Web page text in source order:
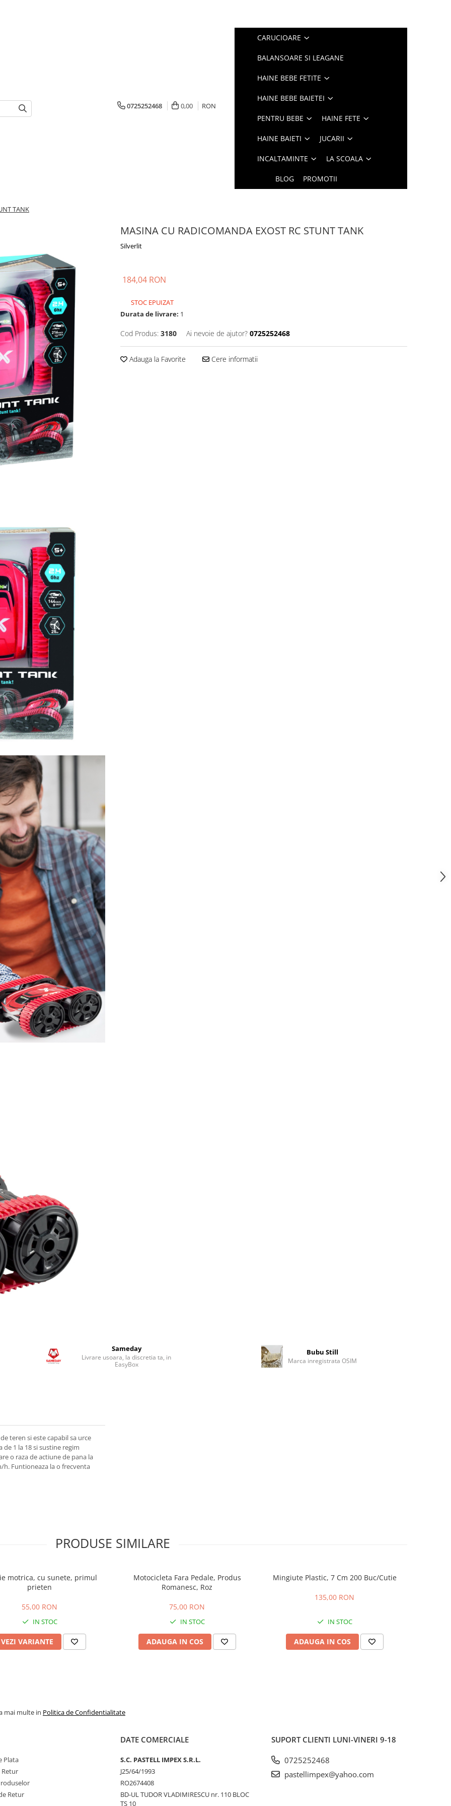
0725252468 0,00 RON
CARUCIOARE
BALANSOARE SI LEAGANE
HAINE BEBE FETITE
HAINE BEBE BAIETEI
PENTRU BEBE HAINE FETE
HAINE BAIETI JUCARII
INCALTAMINTE LA SCOALA
BLOG PROMOTII
TANK
MASINA CU RADICOMANDA EXOST RC STUNT TANK
Silverlit
184,04 RON
STOC EPUIZAT
Durata de livrare: 1
Cod Produs: 3180 Ai nevoie de ajutor? 0725252468
Adauga la Favorite Cere informatii
Sameday
Livrare usoara, la discretia ta, in
EasyBox
Bubu Still
Marca inregistrata OSIM
teren si este capabil sa urce
1 la 18 si sustine regim
o raza de actiune de pana la
h. Funtioneaza la o frecventa
PRODUSE SIMILARE
motrica, cu sunete, primul
prieten
55,00 RON
IN STOC
VEZI VARIANTE
Motocicleta Fara Pedale, Produs
Romanesc, Roz
75,00 RON
IN STOC
ADAUGA IN COS
Mingiute Plastic, 7 Cm 200 Buc/Cutie
135,00 RON
IN STOC
ADAUGA IN COS
mai multe in Politica de Confidentialitate
Plata
Retur
Retur
DATE COMERCIALE
S.C. PASTELL IMPEX S.R.L.
J25/64/1993
RO2674408
BD-UL TUDOR VLADIMIRESCU nr. 110 BLOC
TS 10
SUPORT CLIENTI LUNI-VINERI 9-18
0725252468
pastellimpex@yahoo.com